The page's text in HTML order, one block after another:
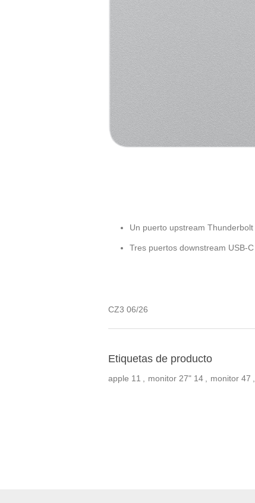
Un puerto upstream
Tres puertos downstream USB-
CZ3 06/26
Etiquetas de producto
apple 11 monitor 27" 14 monitor 47